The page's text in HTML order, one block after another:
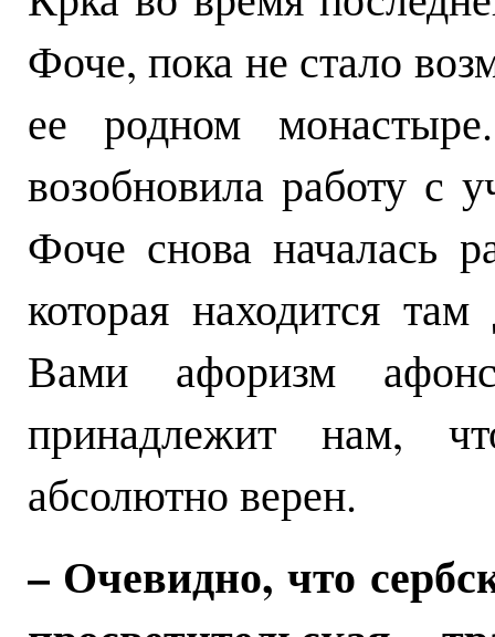
Фоче, пока не стало
ее родном
возобновила работу с
Фоче снова началась
которая находится
Вами афоризм
принадлежит нам,
абсолютно верен.
– Очевидно, что